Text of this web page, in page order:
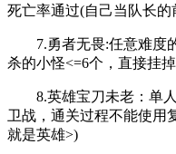
死亡率通过(自己当队长的
7.勇者无畏:任意难度的
杀的小怪<=6个，直接挂掉
8.英雄宝刀未老：单人
卫战，通关过程不能使用
就是英雄>)